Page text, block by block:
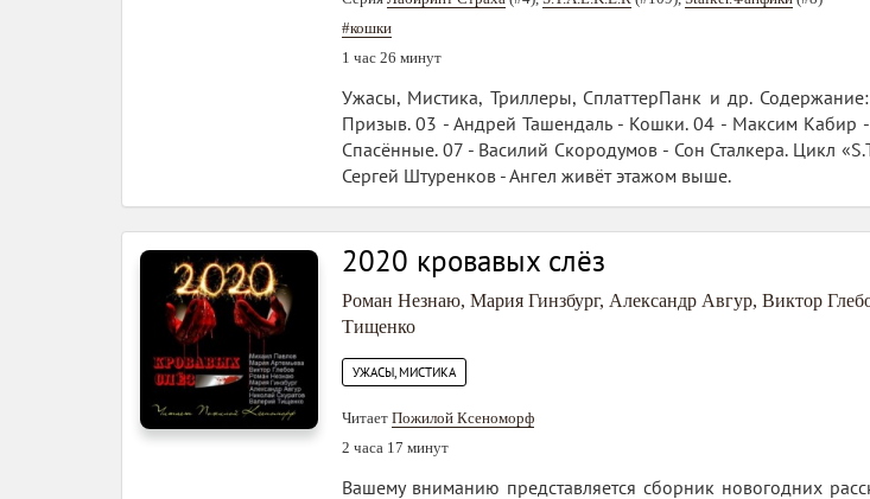
#кошки
1 час 26 минут
Ужасы, Мистика, Триллеры, СплаттерПанк и др.
Призыв. 03 - Андрей Ташендаль - Кошки. 04 - Максим Кабир
Спасённые. 07 - Василий Скородумов - Сон Сталкера. Цикл
Сергей Штуренков - Ангел живёт этажом выше.
2020 кровавых слёз
Роман Незнаю, Мария Гинзбург, Александр Авгур, Виктор
Тищенко
УЖАСЫ, МИСТИКА
Читает Пожилой Ксеноморф
2 часа 17 минут
Вашему вниманию представляется сборник новогодних